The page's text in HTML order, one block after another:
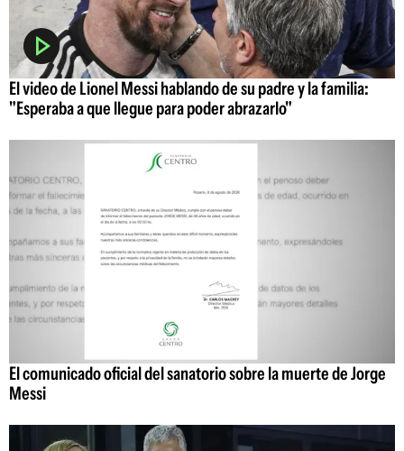
El video de Lionel Messi hablando de su padre y la familia:
"Esperaba a que llegue para poder abrazarlo"
El comunicado oficial del sanatorio sobre la muerte de Jorge
Messi